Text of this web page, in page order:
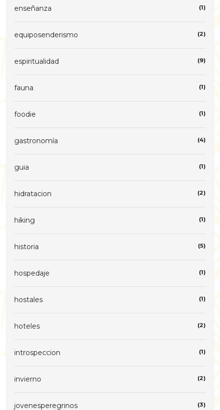
enseñanza (1)
equiposenderismo (2)
espiritualidad (9)
fauna (1)
foodie (1)
gastronomía (4)
guia (1)
hidratacion (2)
hiking (1)
historia (5)
hospedaje (1)
hostales (1)
hoteles (2)
introspeccion (1)
invierno (2)
jovenesperegrinos (3)